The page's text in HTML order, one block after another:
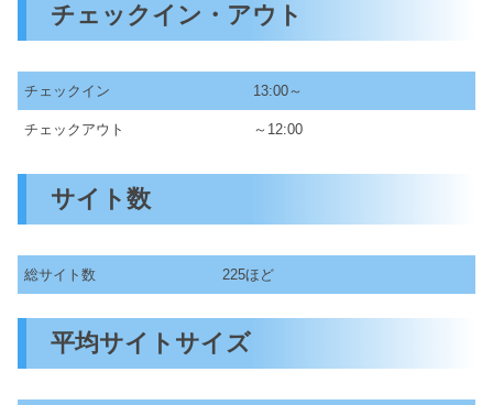
チェックイン・アウト
チェックイン 13:00～
チェックアウト ～12:00
サイト数
総サイト数 225ほど
平均サイトサイズ